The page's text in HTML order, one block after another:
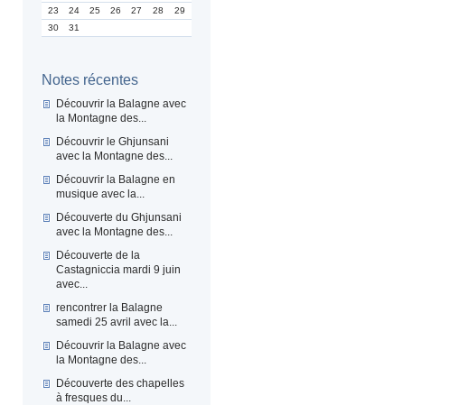
23
24 25 26 27 28
29
30
31
Notes récentes
Découvrir la Balagne avec
la Montagne des...
Découvrir le Ghjunsani
avec la Montagne des...
Découvrir la Balagne en
musique avec la...
Découverte du Ghjunsani
avec la Montagne des...
Découverte de la
Castagniccia mardi 9 juin
avec...
rencontrer la Balagne
samedi 25 avril avec la...
Découvrir la Balagne avec
la Montagne des...
Découverte des chapelles
à fresques du...